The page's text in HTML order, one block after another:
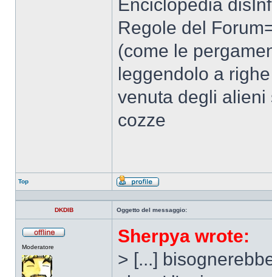
Enciclopedia
Regole del
(come le
leggendolo a
venuta degli
cozze
Top
Profilo
DKDIB Oggetto del messaggio:
Moderatore
Sherpya wrote:
> [...]